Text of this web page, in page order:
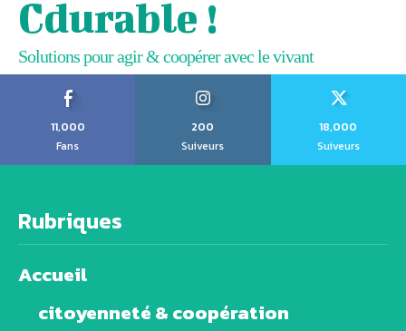
Cdurable !
Solutions pour agir & coopérer avec le vivant
11,000
Fans
200
Suiveurs
18,000
Suiveurs
Rubriques
Accueil
citoyenneté & coopération